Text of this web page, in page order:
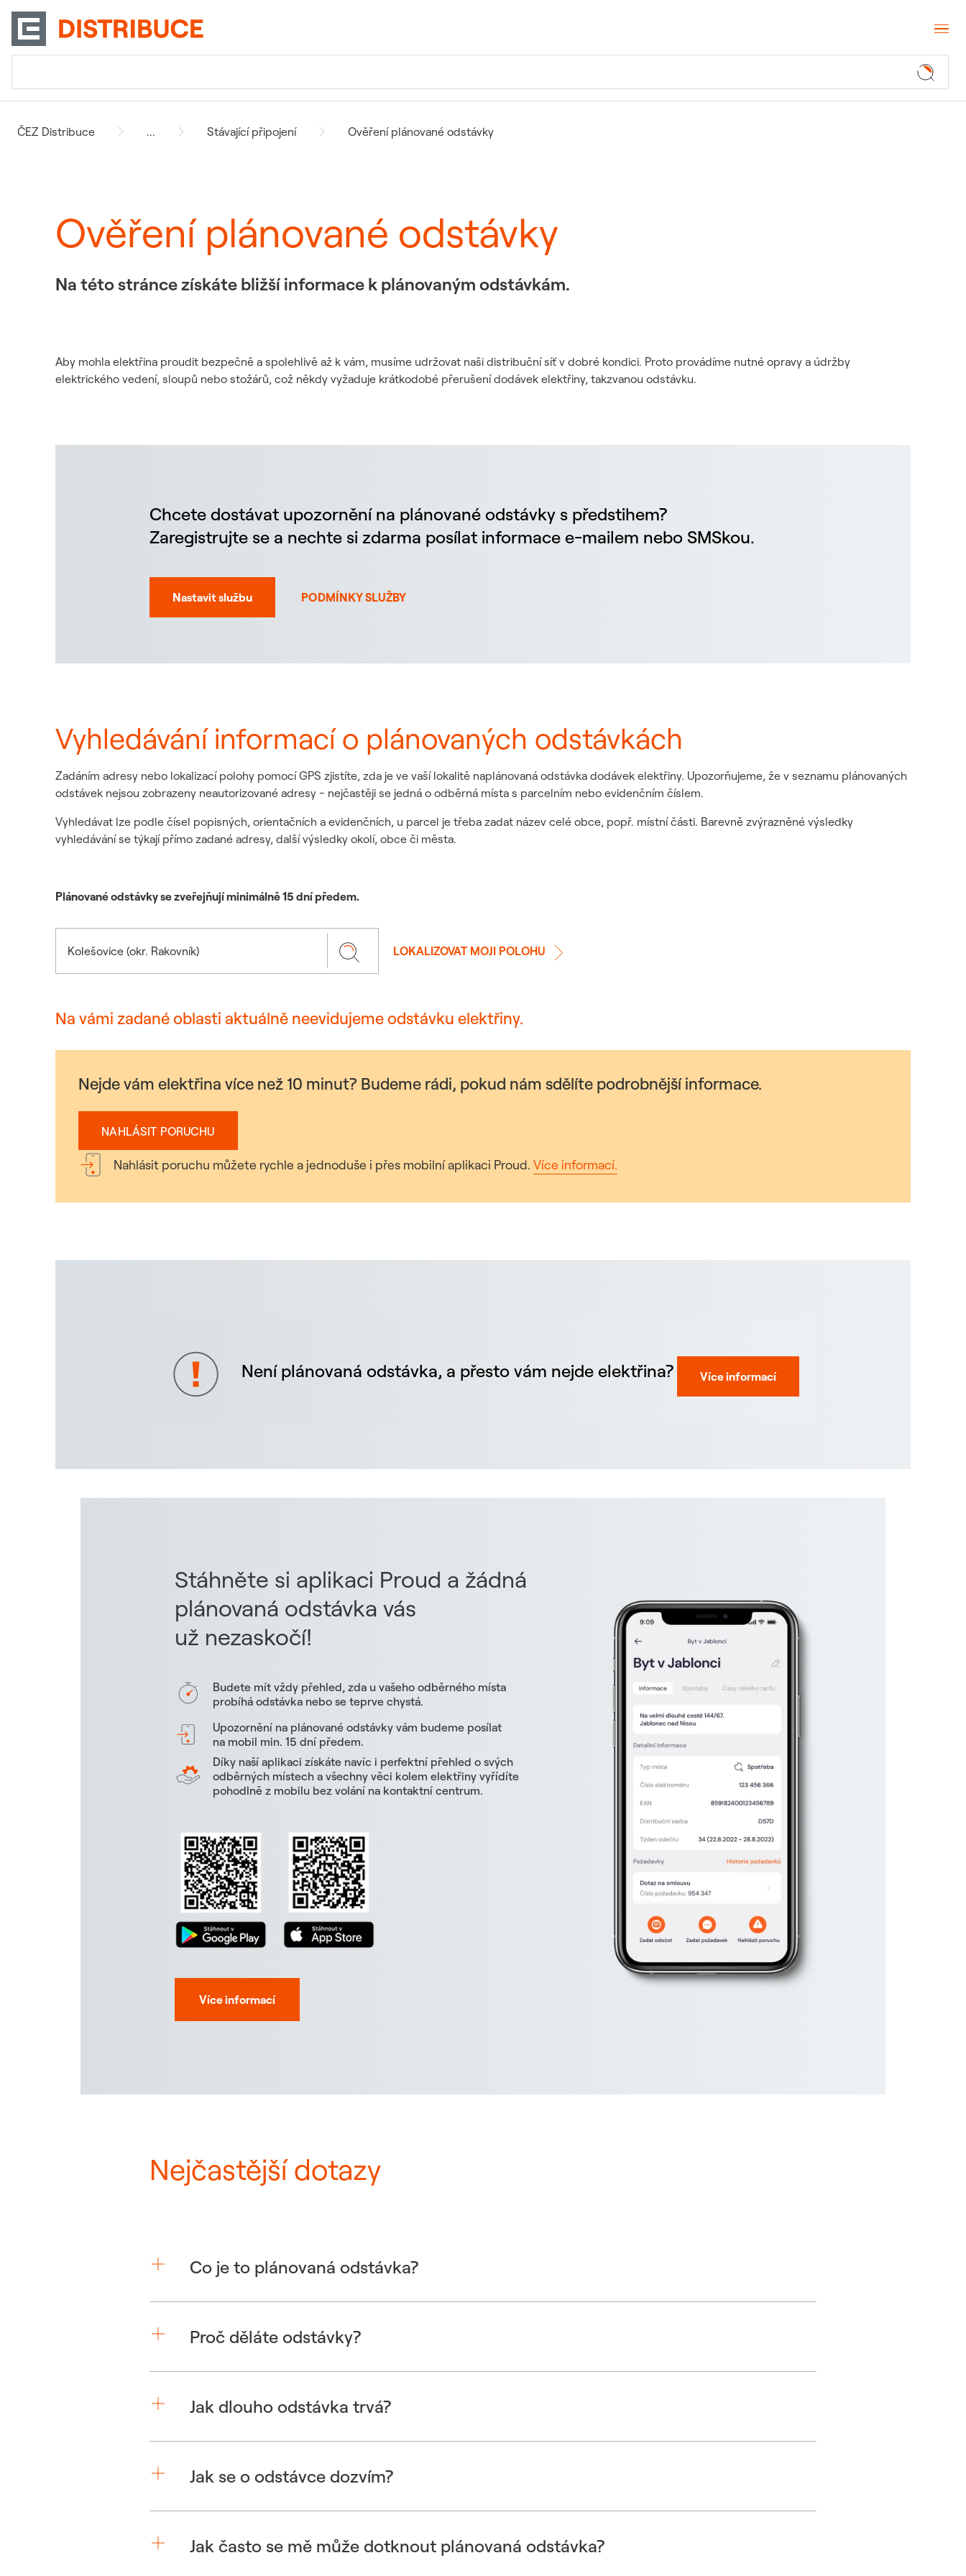
ČEZ Distribuce ... Stávající připojení Ověření plánované odstávky
Ověření plánované odstávky
Na této stránce získáte bližší informace k plánovaným odstávkám.
Aby mohla elektřina proudit bezpečně a spolehlivě až k vám, musíme udržovat naši distribuční síť v dobré kondici. Proto provádíme nutné opravy a údržby
elektrického vedení, sloupů nebo stožárů, což někdy vyžaduje krátkodobé přerušení dodávek elektřiny, takzvanou odstávku.
Chcete dostávat upozornění na plánované odstávky s předstihem?
Zaregistrujte se a nechte si zdarma posílat informace e-mailem nebo SMSkou.
Nastavit službu PODMÍNKY SLUŽBY
Vyhledávání informací o plánovaných odstávkách
Zadáním adresy nebo lokalizací polohy pomocí GPS zjistíte, zda je ve vaší lokalitě naplánovaná odstávka dodávek elektřiny. Upozorňujeme, že v seznamu plánovaných
odstávek nejsou zobrazeny neautorizované adresy - nejčastěji se jedná o odběrná místa s parcelním nebo evidenčním číslem.
Vyhledávat lze podle čísel popisných, orientačních a evidenčních, u parcel je třeba zadat název celé obce, popř. místní části. Barevně zvýrazněné výsledky
vyhledávání se týkají přímo zadané adresy, další výsledky okolí, obce či města.
Plánované odstávky se zveřejňují minimálně 15 dní předem.
LOKALIZOVAT MOJI POLOHU
Na vámi zadané oblasti aktuálně neevidujeme odstávku elektřiny.
Nejde vám elektřina více než 10 minut? Budeme rádi, pokud nám sdělíte podrobnější informace.
NAHLÁSIT PORUCHU
Nahlásit poruchu můžete rychle a jednoduše i přes mobilní aplikaci Proud. Více informací.
Není plánovaná odstávka, a přesto vám nejde elektřina? Více informací
Stáhněte si aplikaci Proud a žádná
plánovaná odstávka vás
už nezaskočí!
Budete mít vždy přehled, zda u vašeho odběrného místa
probíhá odstávka nebo se teprve chystá.
Upozornění na plánované odstávky vám budeme posílat
na mobil min. 15 dní předem.
Díky naší aplikaci získáte navíc i perfektní přehled o svých
odběrných místech a všechny věci kolem elektřiny vyřídíte
pohodlně z mobilu bez volání na kontaktní centrum.
Více informací
Nejčastější dotazy
Co je to plánovaná odstávka?
Proč děláte odstávky?
Jak dlouho odstávka trvá?
Jak se o odstávce dozvím?
Jak často se mě může dotknout plánovaná odstávka?